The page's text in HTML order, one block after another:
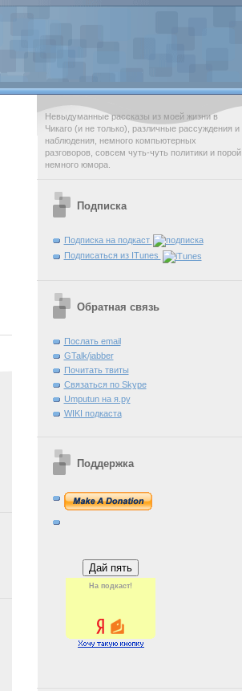
Невыдуманные рассказы из моей жизни в
Чикаго (и не только), различные рассуждения и
наблюдения, немного компьютерных
разговоров, совсем чуть-чуть политики и порой
немного юмора.
Подписка
Подписка на подкаст
Подписаться из ITunes
Обратная связь
Послать email
GTalk/jabber
Почитать твиты
Связаться по Skype
Umputun на я.ру
WIKI подкаста
Поддержка
На подкаст!